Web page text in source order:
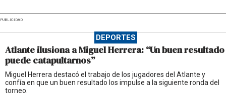
PUBLICIDAD
DEPORTES
Atlante ilusiona a Miguel Herrera: “Un buen resultado
puede catapultarnos”
Miguel Herrera destacó el trabajo de los jugadores del Atlante y
confía en que un buen resultado los impulse a la siguiente ronda del
torneo.